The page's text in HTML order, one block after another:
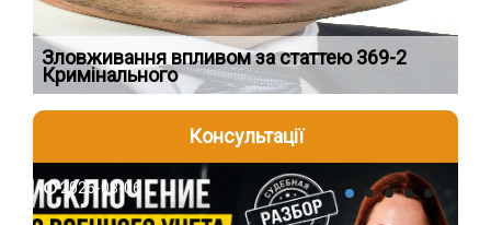
Зловживання впливом за статтею 369-2
Кримінального
Консультації
2026-08-06